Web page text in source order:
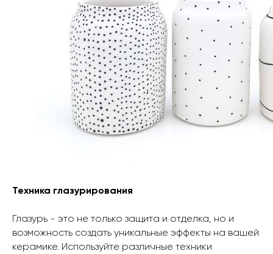
Техника глазурирования
Глазурь - это не только защита и отделка, но и
возможность создать уникальные эффекты на вашей
керамике. Используйте различные техники